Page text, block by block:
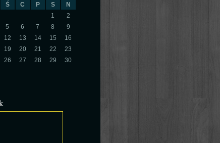
Ś C P S
N
1
2
5 6 7 8
9
12 13 14 15
16
19 20 21 22
23
26 27 28 29
30